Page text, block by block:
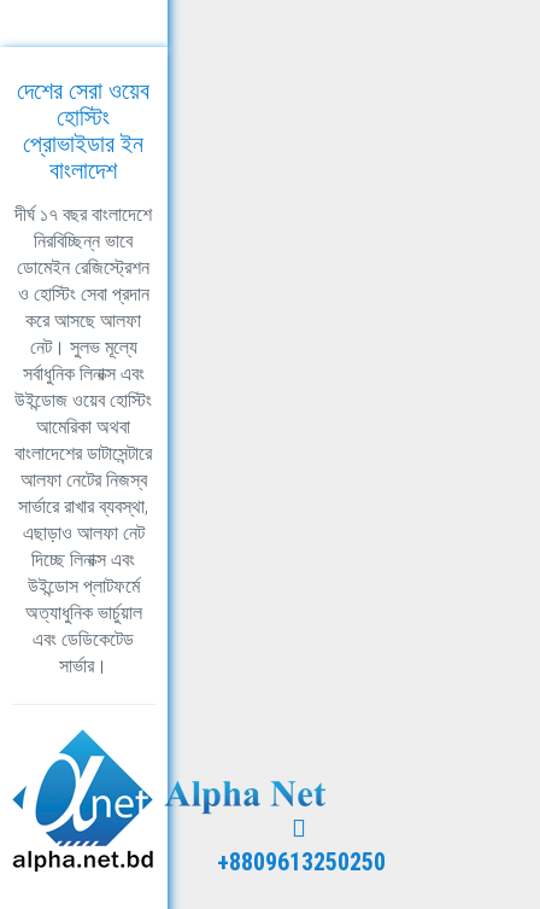
দেশের সেরা ওয়েব
হোস্টিং
প্রোভাইডার ইন
বাংলাদেশ
দীর্ঘ ১৭ বছর বাংলাদেশে
নিরবিচ্ছিন্ন ভাবে
ডোমেইন রেজিস্ট্রেশন
ও হোস্টিং সেবা প্রদান
করে আসছে আলফা
নেট। সুলভ মূল্যে
সর্বাধুনিক লিনাক্স এবং
উইন্ডোজ ওয়েব হোস্টিং
আমেরিকা অথবা
বাংলাদেশের ডাটাসেন্টারে
আলফা নেটের নিজস্ব
সার্ভারে রাখার ব্যবস্থা,
এছাড়াও আলফা নেট
দিচ্ছে লিনাক্স এবং
উইন্ডোস প্লাটফর্মে
অত্যাধুনিক ভার্চুয়াল
এবং ডেডিকেটেড
সার্ভার।
+8809613250250